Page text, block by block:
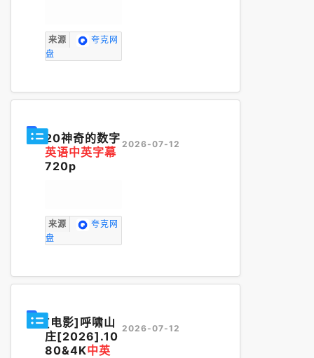
来源
夸克网
盘
20神奇的数字
英语中英字幕
720p
来源
夸克网
盘
2026-07-12
[电影]呼啸山
庄[2026].10
80&4K中英
2026-07-12